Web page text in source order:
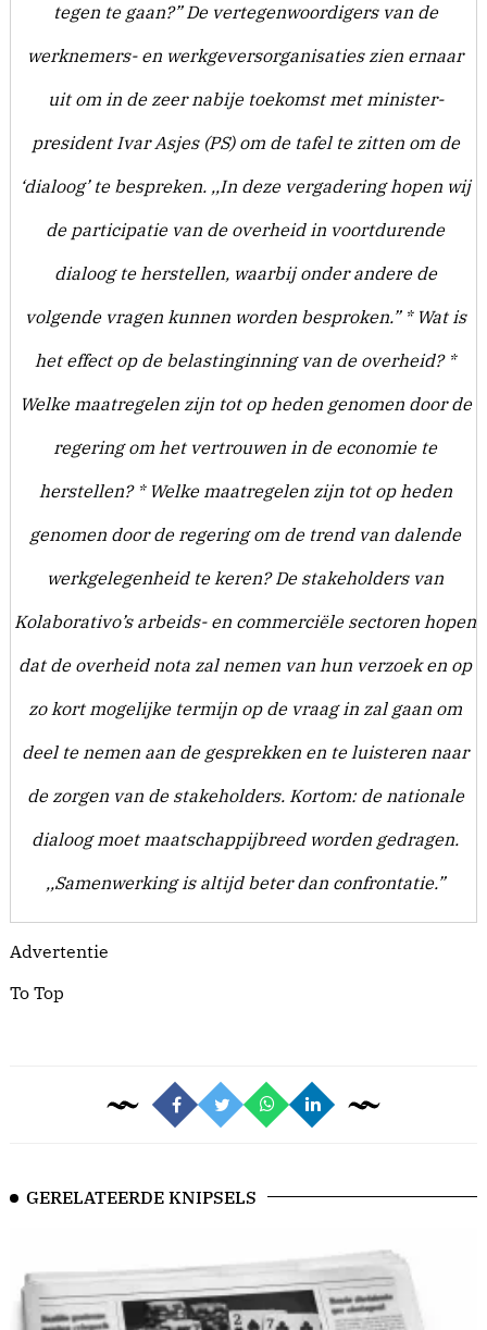
tegen te gaan?” De vertegenwoordigers van de
werknemers- en werkgeversorganisaties zien ernaar
uit om in de zeer nabije toekomst met minister-
president Ivar Asjes (PS) om de tafel te zitten om de
‘dialoog’ te bespreken. ,,In deze vergadering hopen wij
de participatie van de overheid in voortdurende
dialoog te herstellen, waarbij onder andere de
volgende vragen kunnen worden besproken.” * Wat is
het effect op de belastinginning van de overheid? *
Welke maatregelen zijn tot op heden genomen door de
regering om het vertrouwen in de economie te
herstellen? * Welke maatregelen zijn tot op heden
genomen door de regering om de trend van dalende
werkgelegenheid te keren? De stakeholders van
Kolaborativo’s arbeids- en commerciële sectoren hopen
dat de overheid nota zal nemen van hun verzoek en op
zo kort mogelijke termijn op de vraag in zal gaan om
deel te nemen aan de gesprekken en te luisteren naar
de zorgen van de stakeholders. Kortom: de nationale
dialoog moet maatschappijbreed worden gedragen.
,,Samenwerking is altijd beter dan confrontatie.”
Advertentie
To Top
GERELATEERDE KNIPSELS